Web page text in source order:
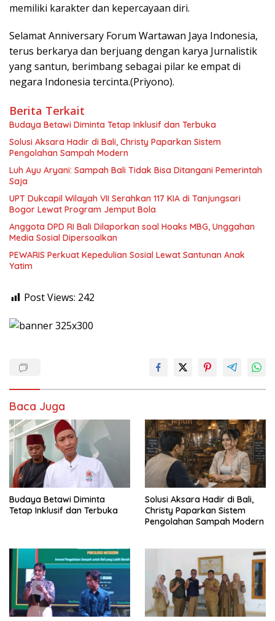
memiliki karakter dan kepercayaan diri.
Selamat Anniversary Forum Wartawan Jaya Indonesia,
terus berkarya dan berjuang dengan karya Jurnalistik
yang santun, berimbang sebagai pilar ke empat di
negara Indonesia tercinta.(Priyono).
Berita Terkait
Budaya Betawi Diminta Tetap Inklusif dan Terbuka
Solusi Aksara Hadir di Bali, Christy Paparkan Sistem
Pengolahan Sampah Modern
Luh Ayu Aryani: Sampah Bali Tidak Bisa Ditangani Pemerintah
Saja
UPT Dukcapil Wilayah VII Serahkan 117 KIA di Tanjungsari
Bogor Lewat Program Jemput Bola
Anggota DPD RI Bali Dilaporkan soal Hoaks MBG, Unggahan
Media Sosial Dipersoalkan
PEWARIS Perkuat Kepedulian Sosial Lewat Santunan Anak
Yatim
Post Views: 242
Baca Juga
Budaya Betawi Diminta
Tetap Inklusif dan Terbuka
Solusi Aksara Hadir di Bali,
Christy Paparkan Sistem
Pengolahan Sampah Modern